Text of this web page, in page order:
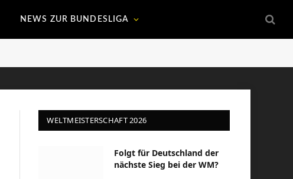
NEWS ZUR BUNDESLIGA
WELTMEISTERSCHAFT 2026
Folgt für Deutschland der
nächste Sieg bei der WM?